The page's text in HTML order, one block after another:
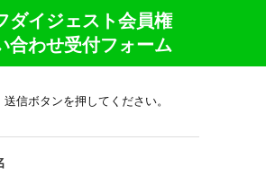
ダイジェスト会員権
合わせ受付フォーム
信ボタンを押してください。